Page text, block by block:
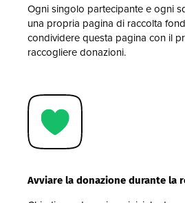
Ogni singolo partecipante e ogni
una propria pagina di raccolta
condividere questa pagina con il
raccogliere donazioni.
Avviare la donazione durante la